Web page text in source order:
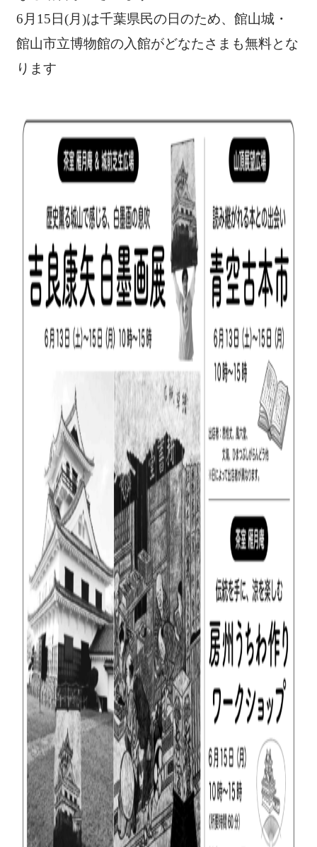
6月15日(月)は千葉県民の日のため、館山城・
館山市立博物館の入館がどなたさまも無料とな
ります